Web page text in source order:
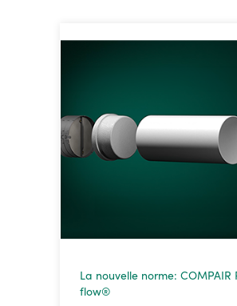
La nouvelle norme: COMPAIR
flow®